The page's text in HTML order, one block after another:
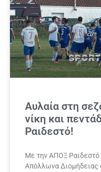
Αυλαία στη
νίκη και
Ραιδεστό!
Με την ΑΠΟΞ Ραιδεστό
Απόλλωνα Διομήδειας